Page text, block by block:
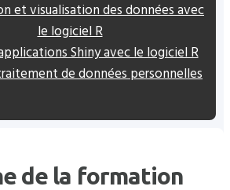
et visualisation des données avec
le logiciel R
Shiny avec le logiciel R
de données personnelles
de la formation